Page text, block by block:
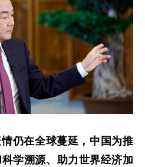
仍在全球蔓延，中国为推
学溯源、助力世界经济加